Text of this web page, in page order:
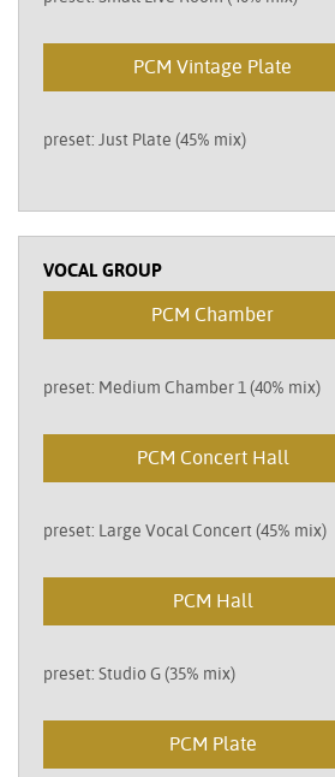
PCM Vintage Plate
preset: Just Plate (45% mix)
VOCAL GROUP
PCM Chamber
preset: Medium Chamber 1 (40% mix)
PCM Concert Hall
preset: Large Vocal Concert (45% mix)
PCM Hall
preset: Studio G (35% mix)
PCM Plate